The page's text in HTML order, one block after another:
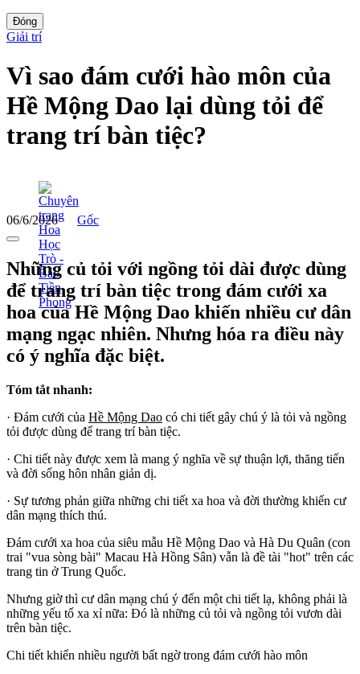
Đóng
Giải trí
Vì sao đám cưới hào môn của
Hề Mộng Dao lại dùng tỏi để
trang trí bàn tiệc?
06/6/2026 Gốc
Những củ tỏi với ngồng tỏi dài được dùng
để trang trí bàn tiệc trong đám cưới xa
hoa của Hề Mộng Dao khiến nhiều cư dân
mạng ngạc nhiên. Nhưng hóa ra điều này
có ý nghĩa đặc biệt.
Tóm tắt nhanh:
· Đám cưới của Hề Mộng Dao có chi tiết gây chú ý là tỏi và ngồng
tỏi được dùng để trang trí bàn tiệc.
· Chi tiết này được xem là mang ý nghĩa về sự thuận lợi, thăng tiến
và đời sống hôn nhân giản dị.
· Sự tương phản giữa những chi tiết xa hoa và đời thường khiến cư
dân mạng thích thú.
Đám cưới xa hoa của siêu mẫu Hề Mộng Dao và Hà Du Quân (con
trai "vua sòng bài" Macau Hà Hồng Sân) vẫn là đề tài "hot" trên các
trang tin ở Trung Quốc.
Nhưng giờ thì cư dân mạng chú ý đến một chi tiết lạ, không phải là
những yếu tố xa xỉ nữa: Đó là những củ tỏi và ngồng tỏi vươn dài
trên bàn tiệc.
Chi tiết khiến nhiều người bất ngờ trong đám cưới hào môn